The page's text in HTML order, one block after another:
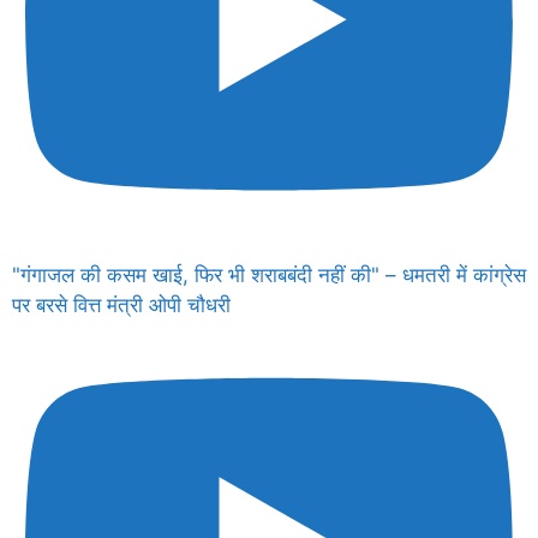
"गंगाजल की कसम खाई, फिर भी शराबबंदी नहीं की" – धमतरी में कांग्रेस
पर बरसे वित्त मंत्री ओपी चौधरी